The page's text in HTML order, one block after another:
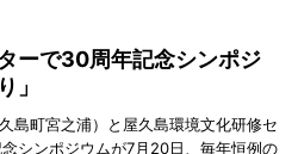
ーで30周年記念シンポジ
」
島町宮之浦）と屋久島環境文化研修セ
シンポジウムが7月20日、毎年恒例の